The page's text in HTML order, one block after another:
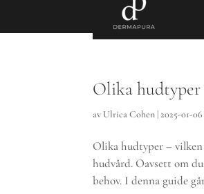
Olika hudtyper
av Ulrica Cohen |2025-01-06
Olika hudtyper –
hudvård. Oavsett om
behov. I denna guide